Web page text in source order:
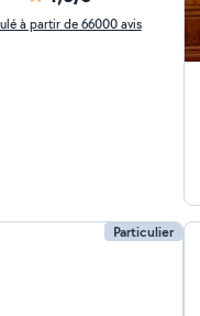
à partir de 66000 avis
Particulier